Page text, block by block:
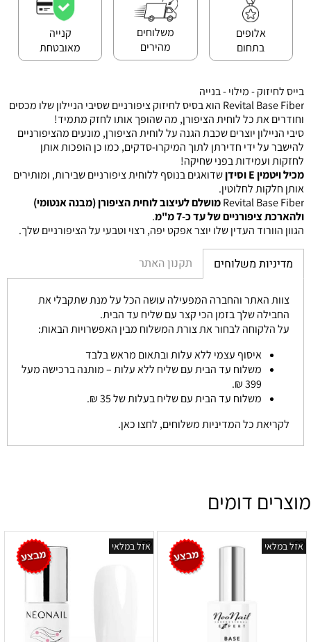
אלופים
בתחום
משלוחים
מהירים
קנייה
מאובטחת
בייס לחיזוק - מילוי - בנייה
Revital Base Fiber הוא בסיס לחיזוק ציפורניים שסיבי הניילון שלו מכסים
וחודרים את כל לוחית הציפורן, מה שהופך אותו לחזק מתמיד!
סיבי הניילון יוצרים שכבת הגנה על לוחית הציפורן, מונעים מהציפורניים
להישבר על ידי חדירתן לתוך המיקרו-סדקים, כמו כן הופכות אותן
לחזקות ועמידות בפני שחיקה!
מכיל ויטמין E וסידן
שדואגים בנוסף ללוחית ציפורניים שבירות, ומותירים
אותן חלקות לחלוטין.
Revital Base Fiberמושלם לעיצוב לוחית הציפורן (מבנה אנטומי)
ולהארכת ציפורניים של עד כ-7 מ"מ
.
הגוון הוורוד העדין שלו יוצר אפקט יפה, רצוי וטבעי על הציפורניים שלך.
מדיניות משלוחים תקנון האתר
צוות האתר והחברה המפעילה עושה הכל על מנת שתקבלי את
החבילה שלך בזמן הכי קצר עם שליח עד הבית.
על הלקוחה לבחור את צורת המשלוח מבין האפשרויות הבאות:
איסוף עצמי ללא עלות ובתאום מראש בלבד
משלוח עד הבית עם שליח ללא עלות – מותנה ברכישה מעל
399 ₪.
משלוח עד הבית עם שליח בעלות של 35 ₪.
לקריאת כל המדיניות משלוחים, לחצו כאן.
מוצרים דומים
אזל במלאי אזל במלאי